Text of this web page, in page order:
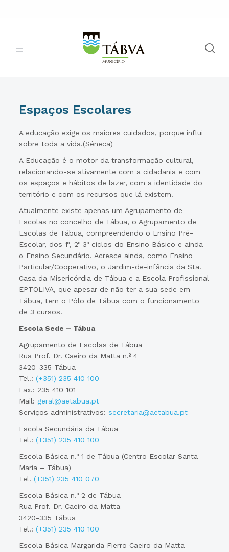
Espaços Escolares
A educação exige os maiores cuidados, porque influi
sobre toda a vida.(Séneca)
A Educação é o motor da transformação cultural,
relacionando-se ativamente com a cidadania e com
os espaços e hábitos de lazer, com a identidade do
território e com os recursos que lá existem.
Atualmente existe apenas um Agrupamento de
Escolas no concelho de Tábua, o Agrupamento de
Escolas de Tábua, compreendendo o Ensino Pré-
Escolar, dos 1º, 2º 3º ciclos do Ensino Básico e ainda
o Ensino Secundário. Acresce ainda, como Ensino
Particular/Cooperativo, o Jardim-de-infância da Sta.
Casa da Misericórdia de Tábua e a Escola Profissional
EPTOLIVA, que apesar de não ter a sua sede em
Tábua, tem o Pólo de Tábua com o funcionamento
de 3 cursos.
Escola Sede – Tábua
Agrupamento de Escolas de Tábua
Rua Prof. Dr. Caeiro da Matta n.º 4
3420-335 Tábua
Tel.:(+351) 235 410 100
Fax.: 235 410 101
Mail:geral@aetabua.pt
Serviços administrativos:secretaria@aetabua.pt
Escola Secundária da Tábua
Tel.:(+351) 235 410 100
Escola Básica n.º 1 de Tábua (Centro Escolar Santa
Maria – Tábua)
Tel.(+351) 235 410 070
Escola Básica n.º 2 de Tábua
Rua Prof. Dr. Caeiro da Matta
3420-335 Tábua
Tel.:(+351) 235 410 100
Escola Básica Margarida Fierro Caeiro da Matta